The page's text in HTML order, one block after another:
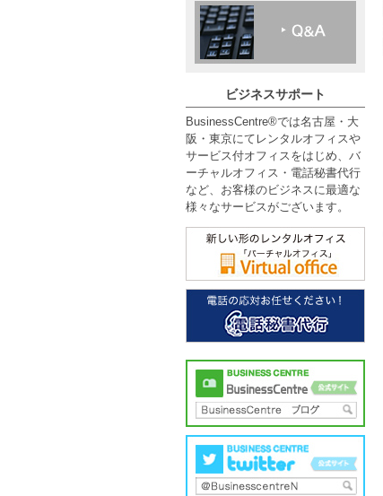
ビジネスサポート
BusinessCentre®では名古屋・大
阪・東京にてレンタルオフィスや
サービス付オフィスをはじめ、バ
ーチャルオフィス・電話秘書代行
など、お客様のビジネスに最適な
様々なサービスがございます。